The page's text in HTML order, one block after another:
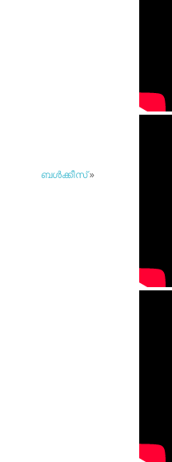
ബള്‍ക്കീസ്»